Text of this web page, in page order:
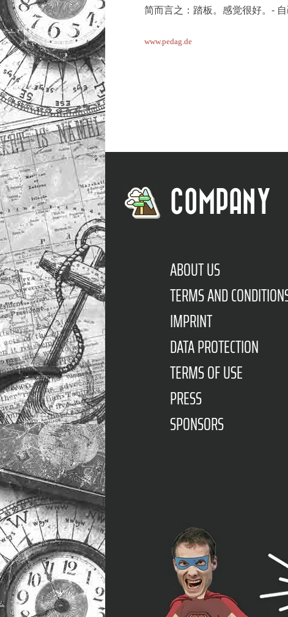
简而言之：踏板。感觉很好。-
www.pedag.de
COMPANY
ABOUT US
TERMS AND
IMPRINT
DATA PROTECTION
TERMS OF USE
PRESS
SPONSORS